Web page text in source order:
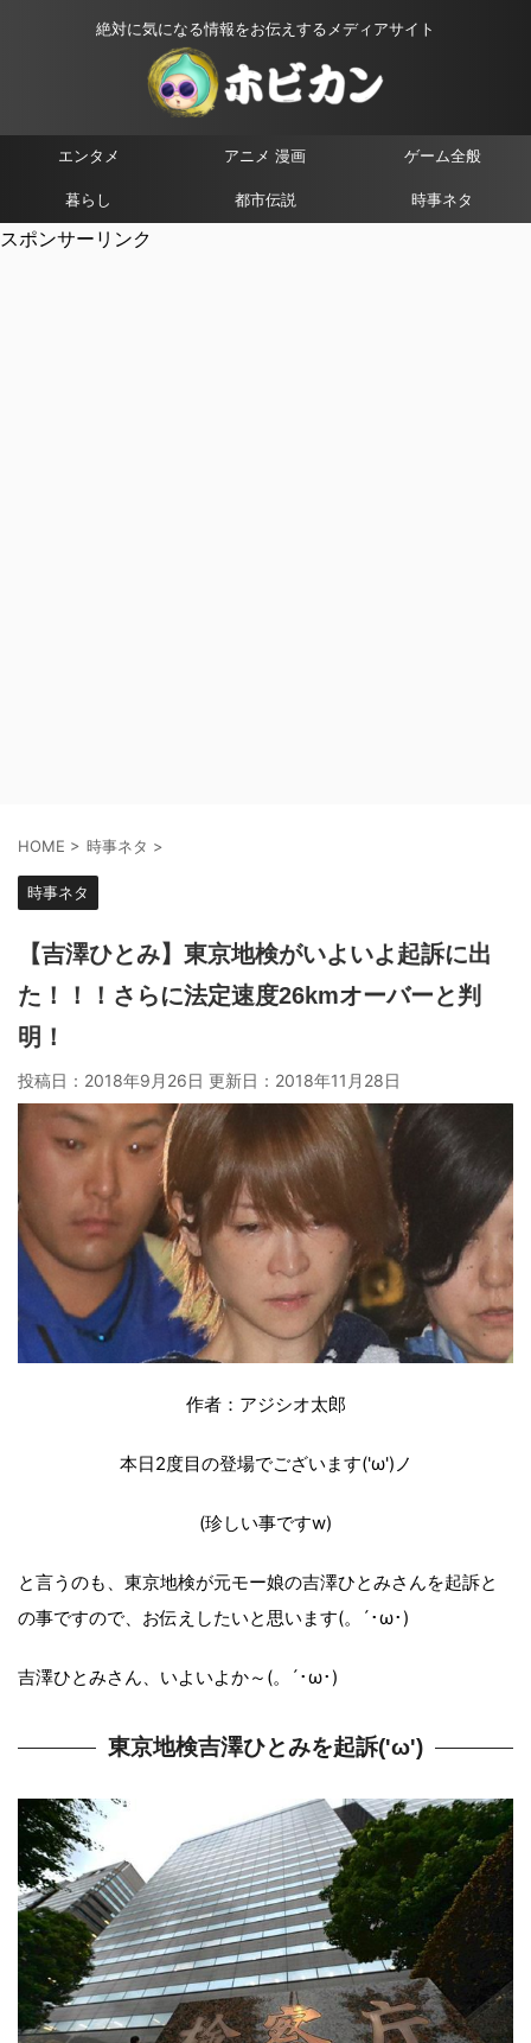
絶対に気になる情報をお伝えするメディアサイト
エンタメ アニメ 漫画 ゲーム全般
暮らし 都市伝説 時事ネタ
スポンサーリンク
HOME > 時事ネタ >
時事ネタ
【吉澤ひとみ】東京地検がいよいよ起訴に出
た！！！さらに法定速度26kmオーバーと判
明！
投稿日：2018年9月26日 更新日： 2018年11月28日
作者：アジシオ太郎
本日2度目の登場でございます('ω')ノ
(珍しい事ですw)
と言うのも、東京地検が元モー娘の吉澤ひとみさんを起訴と
の事ですので、お伝えしたいと思います(。´･ω･)
吉澤ひとみさん、いよいよか～(。´･ω･)
東京地検吉澤ひとみを起訴('ω')